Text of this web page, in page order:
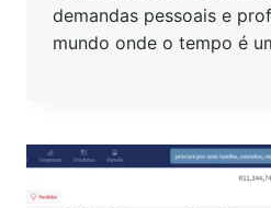
demandas pessoais e
mundo onde o tempo é